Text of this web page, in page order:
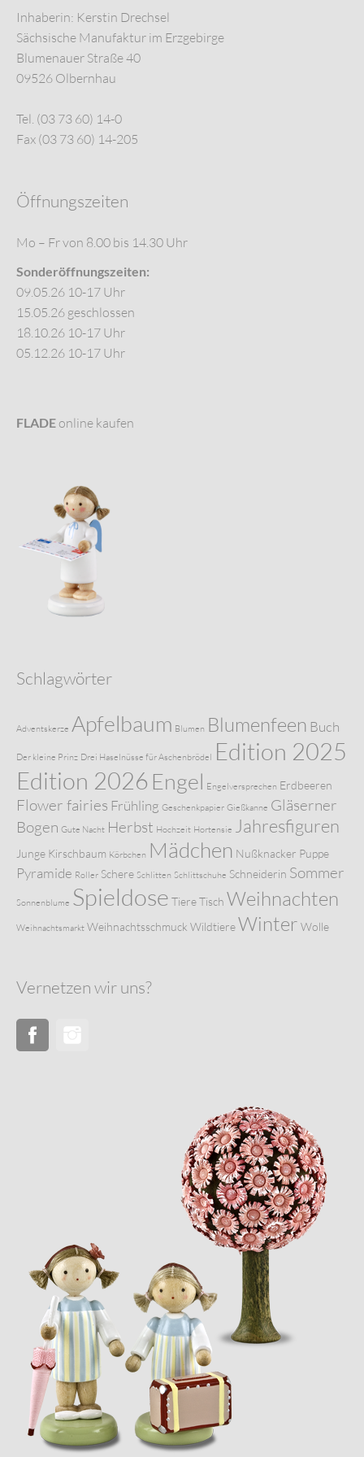
Inhaberin: Kerstin Drechsel
Sächsische Manufaktur im Erzgebirge
Blumenauer Straße 40
09526 Olbernhau
Tel. (03 73 60) 14-0
Fax (03 73 60) 14-205
Öffnungszeiten
Mo – Fr von 8.00 bis 14.30 Uhr
Sonderöffnungszeiten:
09.05.26 10-17 Uhr
15.05.26 geschlossen
18.10.26 10-17 Uhr
05.12.26 10-17 Uhr
FLADE online kaufen
Schlagwörter
Adventskerze Apfelbaum Blumen Blumenfeen Buch
Der kleine Prinz Drei Haselnüsse für Aschenbrödel Edition 2025
Edition 2026 Engel Engelversprechen Erdbeeren
Flower fairies Frühling Geschenkpapier Gießkanne Gläserner
Bogen Gute Nacht Herbst Hochzeit Hortensie Jahresfiguren
Junge Kirschbaum Körbchen Mädchen Nußknacker Puppe
Pyramide Roller Schere Schlitten Schlittschuhe Schneiderin Sommer
Sonnenblume Spieldose TiereTisch Weihnachten
Weihnachtsmarkt Weihnachtsschmuck WildtiereWinter Wolle
Vernetzen wir uns?